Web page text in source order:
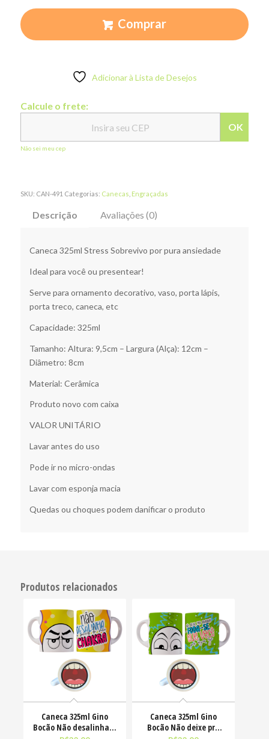
Comprar
Adicionar à Lista de Desejos
Calcule o frete:
OK
Não sei meu cep
SKU: CAN-491 Categorias: Canecas Engraçadas
Descrição Avaliações (0)
Caneca 325ml Stress Sobrevivo por pura ansiedade
Ideal para você ou presentear!
Serve para ornamento decorativo, vaso, porta lápis,
porta treco, caneca, etc
Capacidade: 325ml
Tamanho: Altura: 9,5cm – Largura (Alça): 12cm –
Diâmetro: 8cm
Material: Cerâmica
Produto novo com caixa
VALOR UNITÁRIO
Lavar antes do uso
Pode ir no micro-ondas
Lavar com esponja macia
Quedas ou choques podem danificar o produto
Produtos relacionados
Caneca 325ml Gino
Bocão Não desalinha a
Caneca 325ml Gino
Bocão Não deixe pra